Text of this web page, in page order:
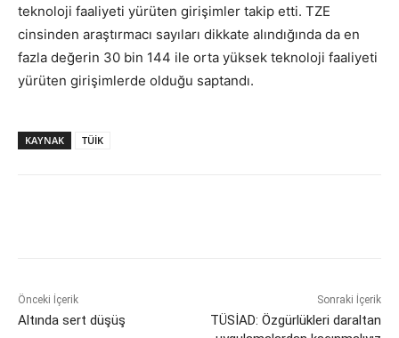
teknoloji faaliyeti yürüten girişimler takip etti. TZE
cinsinden araştırmacı sayıları dikkate alındığında da en
fazla değerin 30 bin 144 ile orta yüksek teknoloji faaliyeti
yürüten girişimlerde olduğu saptandı.
KAYNAK TÜİK
Önceki İçerik
Altında sert düşüş
Sonraki İçerik
TÜSİAD: Özgürlükleri daraltan